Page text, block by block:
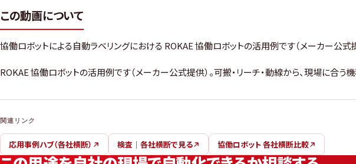
この動画について
協働ロボットによる自動ラベリングにおける ROKAE 協働ロボットの活用例です（メーカー公式
ROKAE 協働ロボットの活用例です（メーカー公式提供）。可搬・リーチ・動線から、現場に合
関連リンク
応用事例ハブ（各社横断） 検査｜各社横断で見る 協働ロボット 各社横断比較